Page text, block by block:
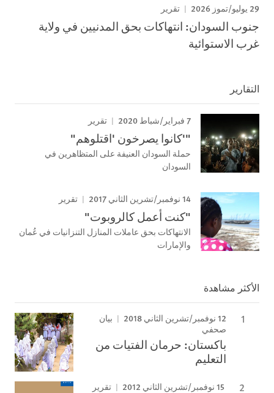
29 يوليو/تموز 2026 تقرير
جنوب السودان: انتهاكات بحق المدنيين في ولاية
غرب الاستوائية
التقارير
7 فبراير/شباط 2020 تقرير
"'كانوا یصرخون 'اقتلوھم"
حملة السودان العنیفة على المتظاھرین في
السودان
14 نوفمبر/تشرين الثاني 2017 تقرير
"كنت أعمل كالروبوت"
الانتهاكات بحق عاملات المنازل التنزانيات في عُمان
والإمارات
الأكثر مشاهدة
12 نوفمبر/تشرين الثاني 2018
بيان
صحفي
باكستان: حرمان الفتيات من
التعليم
15 نوفمبر/تشرين الثاني 2012 تقرير